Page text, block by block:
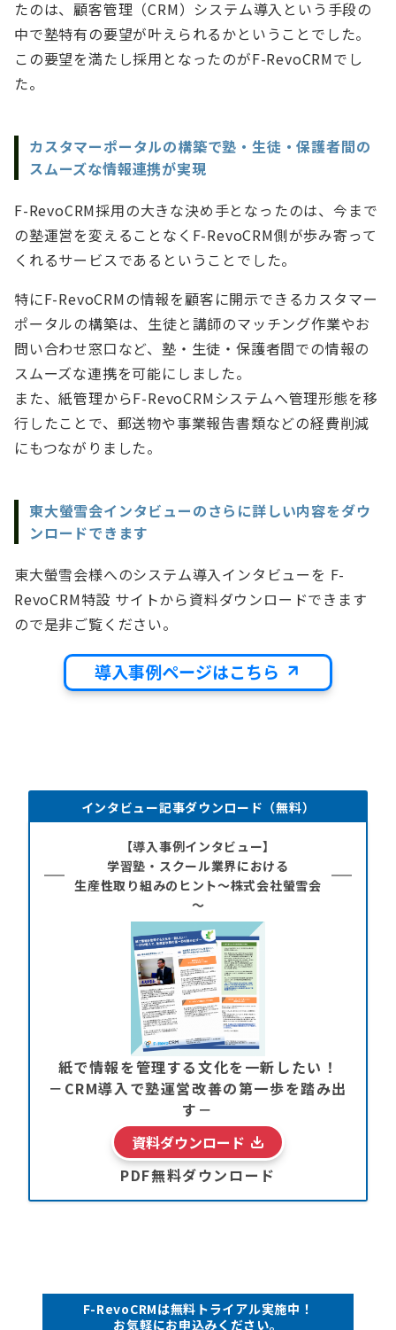
たのは、顧客管理（CRM）システム導入という手段の
中で塾特有の要望が叶えられるかということでした。
この要望を満たし採用となったのがF-RevoCRMでし
た。
カスタマーポータルの構築で塾・生徒・保護者間の
スムーズな情報連携が実現
F-RevoCRM採用の大きな決め手となったのは、今まで
の塾運営を変えることなくF-RevoCRM側が歩み寄って
くれるサービスであるということでした。
特にF-RevoCRMの情報を顧客に開示できるカスタマー
ポータルの構築は、生徒と講師のマッチング作業やお
問い合わせ窓口など、塾・生徒・保護者間での情報の
スムーズな連携を可能にしました。
また、紙管理からF-RevoCRMシステムへ管理形態を移
行したことで、郵送物や事業報告書類などの経費削減
にもつながりました。
東大螢雪会インタビューのさらに詳しい内容をダウ
ンロードできます
東大螢雪会様へのシステム導入インタビューを F-
RevoCRM特設 サイトから資料ダウンロードできます
ので是非ご覧ください。
導入事例ページはこちら
インタビュー記事ダウンロード（無料）
【導入事例インタビュー】
学習塾・スクール業界における
生産性取り組みのヒント～株式会社螢雪会
～
紙で情報を管理する文化を一新したい！
－CRM導入で塾運営改善の第一歩を踏み出
す－
資料ダウンロード
PDF無料ダウンロード
F-RevoCRMは無料トライアル実施中！
お気軽にお申込みください。